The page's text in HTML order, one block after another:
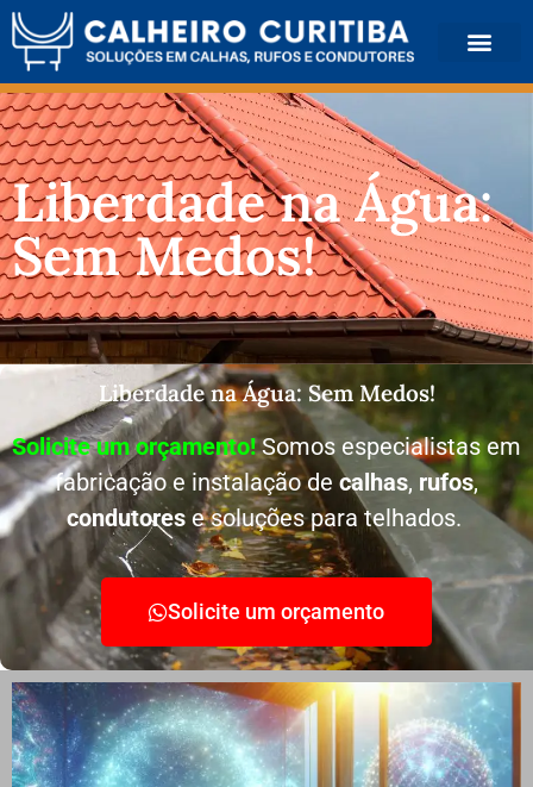
Liberdade na Água:
Sem Medos!
Liberdade na Água: Sem Medos!
Solicite um orçamento!Somos especialistas em
fabricação e instalação de calhas, rufos,
condutores e soluções para telhados.
Solicite um orçamento